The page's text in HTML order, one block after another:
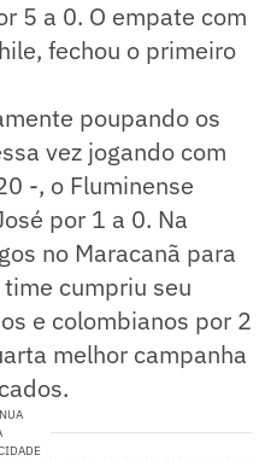
5 a 0. O empate com
fechou o primeiro
poupando os
vez jogando com
-, o Fluminense
por 1 a 0. Na
no Maracanã para
cumpriu seu
e colombianos por 2
melhor campanha